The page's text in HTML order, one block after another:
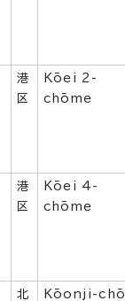
港
区
Kōei 2-
chōme
港
区
Kōei 4-
chōme
北
Kōonji-chō